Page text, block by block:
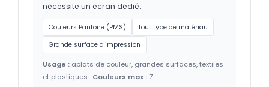
nécessite un écran dédié.
Couleurs Pantone (PMS)
Tout type de matériau
Grande surface d'impression
Usage : aplats de couleur, grandes surfaces, textiles
et plastiques · Couleurs max :7